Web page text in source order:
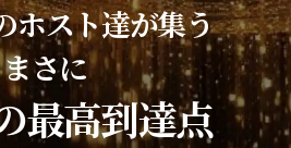
ホスト達が集う
まさに
最高到達点